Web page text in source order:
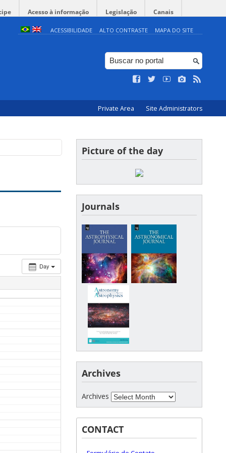
Acesso à informação Legislação Canais
ACESSIBILIDADE ALTO CONTRASTE MAPA DO SITE
Private Area Site Administrators
Day
Picture of the day
Journals
Archives
Archives
CONTACT